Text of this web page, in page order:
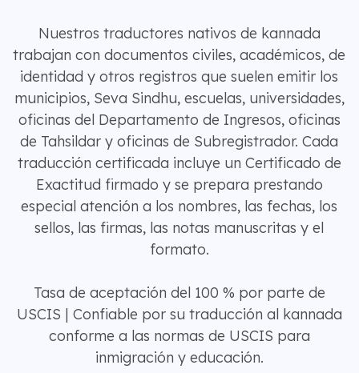
Nuestros traductores nativos de kannada
trabajan con documentos civiles, académicos, de
identidad y otros registros que suelen emitir los
municipios, Seva Sindhu, escuelas, universidades,
oficinas del Departamento de Ingresos, oficinas
de Tahsildar y oficinas de Subregistrador. Cada
traducción certificada incluye un Certificado de
Exactitud firmado y se prepara prestando
especial atención a los nombres, las fechas, los
sellos, las firmas, las notas manuscritas y el
formato.
Tasa de aceptación del 100 % por parte de
USCIS | Confiable por su traducción al kannada
conforme a las normas de USCIS para
inmigración y educación.